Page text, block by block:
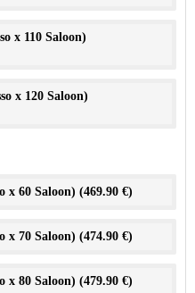
x 110 Saloon)
x 120 Saloon)
x 60 Saloon) (469.90 €)
x 70 Saloon) (474.90 €)
x 80 Saloon) (479.90 €)